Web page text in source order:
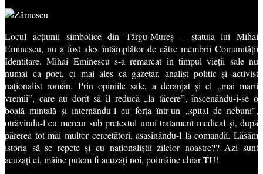
Locul acțiunii simbolice din Târgu-Mureș – statuia lui Mihai
Eminescu, nu a fost ales întâmplător de către membrii Comunității
Identitare. Mihai Eminescu s-a remarcat în timpul vieții sale nu
numai ca poet, ci mai ales ca gazetar, analist politic și activist
naționalist român. Prin opiniile sale, a deranjat și el „mai marii
vremii”, care au dorit să îl reducă „la tăcere”, înscenându-i-se o
boală mintală și internându-l cu forța într-un „spital de nebuni”,
otrăvindu-l cu mercur sub pretextul unui tratament medical și, după
părerea tot mai multor cercetători, asasinându-l la comandă. Lăsăm
istoria să se repete și cu naționaliștii zilelor noastre?? Azi sunt
acuzați ei, mâine putem fi acuzați noi, poimâine chiar TU!